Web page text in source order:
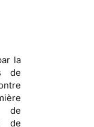
la
de
de
de